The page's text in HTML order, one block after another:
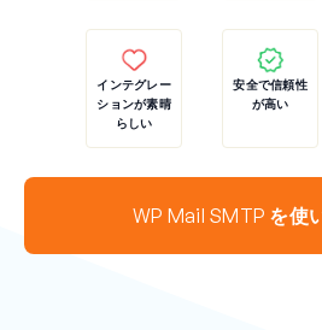
インテグレー
ションが素晴
らしい
安全で信頼性
が高い
WP Mail SMTP を使